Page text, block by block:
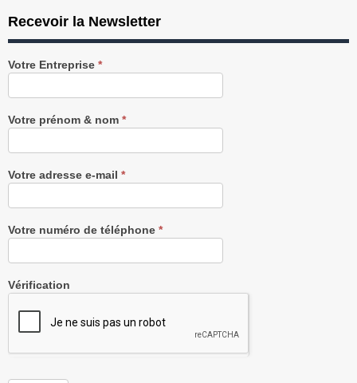
Recevoir la Newsletter
Recevez
notre
gratuitement
Votre Entreprise *
Votre prénom & nom *
Votre adresse e-mail *
Votre numéro de téléphone *
Vérification